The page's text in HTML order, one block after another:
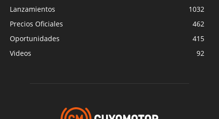
Lanzamientos
1032
Precios Oficiales
462
Oportunidades
415
Videos
92